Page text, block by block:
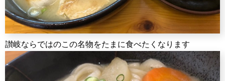
讃岐ならではのこの名物をたまに食べたくなります